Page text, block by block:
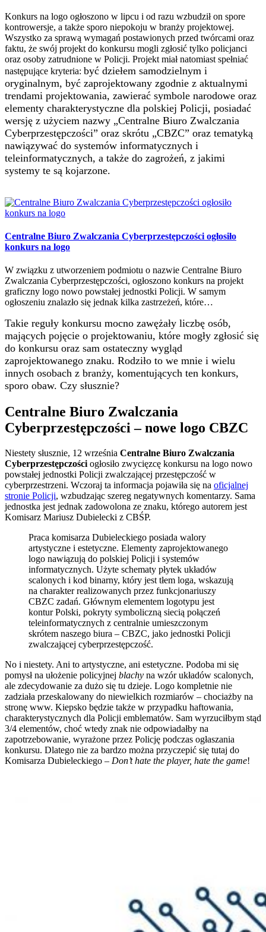
Konkurs na logo ogłoszono w lipcu i od razu wzbudził on spore
kontrowersje, a także sporo niepokoju w branży projektowej.
Wszystko za sprawą wymagań postawionych przed twórcami oraz
faktu, że swój projekt do konkursu mogli zgłosić tylko policjanci
oraz osoby zatrudnione w Policji. Projekt miał natomiast spełniać
następujące kryteria: być dziełem samodzielnym i
oryginalnym, być zaprojektowany zgodnie z aktualnymi
trendami projektowania, zawierać symbole narodowe oraz
elementy charakterystyczne dla polskiej Policji, posiadać
wersję z użyciem nazwy „Centralne Biuro Zwalczania
Cyberprzestępczości” oraz skrótu „CBZC” oraz tematyką
nawiązywać do systemów informatycznych i
teleinformatycznych, a także do zagrożeń, z jakimi
systemy te są kojarzone.
Centralne Biuro Zwalczania Cyberprzestępczości ogłosiło
konkurs na logo
W związku z utworzeniem podmiotu o nazwie Centralne Biuro
Zwalczania Cyberprzestępczości, ogłoszono konkurs na projekt
graficzny logo nowo powstałej jednostki Policji. W samym
ogłoszeniu znalazło się jednak kilka zastrzeżeń, które…
Takie reguły konkursu mocno zawężały liczbę osób,
mających pojęcie o projektowaniu, które mogły zgłosić się
do konkursu oraz sam ostateczny wygląd
zaprojektowanego znaku. Rodziło to we mnie i wielu
innych osobach z branży, komentujących ten konkurs,
sporo obaw. Czy słusznie?
Centralne Biuro Zwalczania
Cyberprzestępczości – nowe logo CBZC
Niestety słusznie, 12 września Centralne Biuro Zwalczania
Cyberprzestępczości ogłosiło zwycięzcę konkursu na logo nowo
powstałej jednostki Policji zwalczającej przestępczość w
cyberprzestrzeni. Wczoraj ta informacja pojawiła się na oficjalnej
stronie Policji, wzbudzając szereg negatywnych komentarzy. Sama
jednostka jest jednak zadowolona ze znaku, którego autorem jest
Komisarz Mariusz Dubielecki z CBŚP.
Praca komisarza Dubieleckiego posiada walory
artystyczne i estetyczne. Elementy zaprojektowanego
logo nawiązują do polskiej Policji i systemów
informatycznych. Użyte schematy płytek układów
scalonych i kod binarny, który jest tłem loga, wskazują
na charakter realizowanych przez funkcjonariuszy
CBZC zadań. Głównym elementem logotypu jest
kontur Polski, pokryty symboliczną siecią połączeń
teleinformatycznych z centralnie umieszczonym
skrótem naszego biura – CBZC, jako jednostki Policji
zwalczającej cyberprzestępczość.
No i niestety. Ani to artystyczne, ani estetyczne. Podoba mi się
pomysł na ułożenie policyjnej blachy na wzór układów scalonych,
ale zdecydowanie za dużo się tu dzieje. Logo kompletnie nie
zadziała przeskalowany do niewielkich rozmiarów – chociażby na
stronę www. Kiepsko będzie także w przypadku haftowania,
charakterystycznych dla Policji emblematów. Sam wyrzuciłbym stąd
3/4 elementów, choć wtedy znak nie odpowiadałby na
zapotrzebowanie, wyrażone przez Policję podczas ogłaszania
konkursu. Dlatego nie za bardzo można przyczepić się tutaj do
Komisarza Dubieleckiego – Don’t hate the player, hate the game!